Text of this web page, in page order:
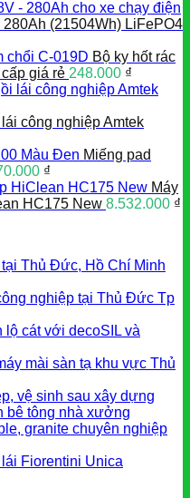
(21504Wh) LiFePO4
Bộ ky hốt rác
giá rẻ 248.000 ₫
công nghiệp Amtek
Miếng pad
₫
Máy
HC175 New 8.532.000 ₫
Thủ Đức, Hồ Chí Minh
nghiệp tại Thủ Đức Tp
cát với decoSIL và
mài sàn tạ khu vực Thủ
vệ sinh sau xây dựng
bê tông nhà xưởng
granite chuyên nghiệp
Fiorentini Unica